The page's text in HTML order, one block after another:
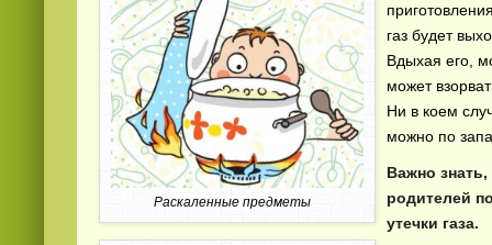
Раскаленные предметы
газ будет
Вдыхая его,
может
Ни в коем
можно по
Важно знать,
родителей
утечки газа.